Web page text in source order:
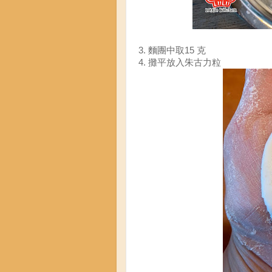
3. 麵團中取15 克
4. 攤平放入朱古力粒